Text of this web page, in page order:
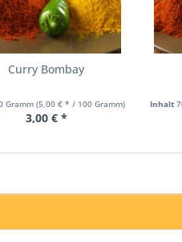
Curry Bombay
Gramm(5,00 € * / 100 Gramm)
3,00 € *
Inhalt